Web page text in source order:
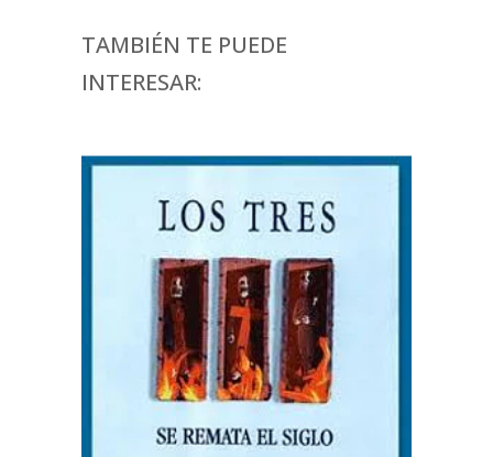
TAMBIÉN TE PUEDE
INTERESAR: